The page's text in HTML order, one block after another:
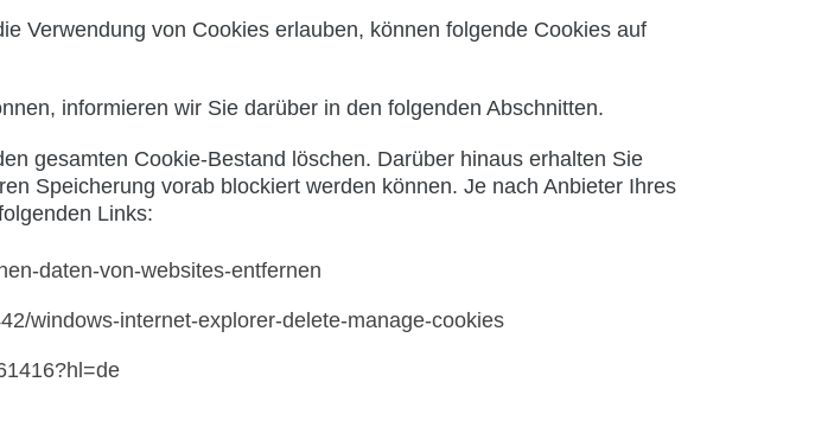
Verwendung von Cookies erlauben, können folgende Cookies auf
informieren wir Sie darüber in den folgenden Abschnitten.
gesamten Cookie-Bestand löschen. Darüber hinaus erhalten Sie
Speicherung vorab blockiert werden können. Je nach Anbieter Ihres
Links:
daten-von-websites-entfernen
windows-internet-explorer-delete-manage-cookies